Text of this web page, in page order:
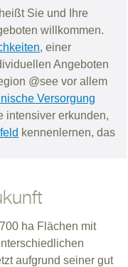
Sie und Ihre
willkommen.
, einer
Angeboten
@see vor allem
Versorgung
intensiver erkunden,
kennenlernen, das
ha Flächen mit
aufgrund seiner gut